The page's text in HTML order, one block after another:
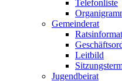
Telefonliste
Gemeinderat
Leitbild
Jugendbeirat